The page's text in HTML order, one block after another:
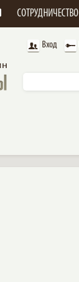
СОТРУДНИЧЕСТВО
Вход